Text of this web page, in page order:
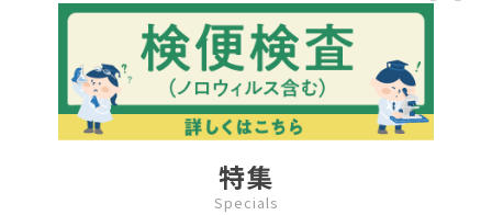
特集
Specials